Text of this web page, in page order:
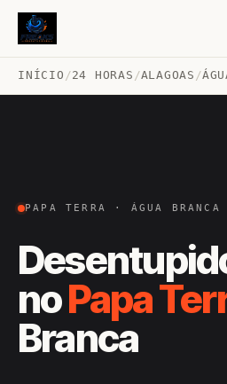
INÍCIO /24 HORAS /ALAGOAS /
PAPA TERRA · ÁGUA
noPapa
Branca